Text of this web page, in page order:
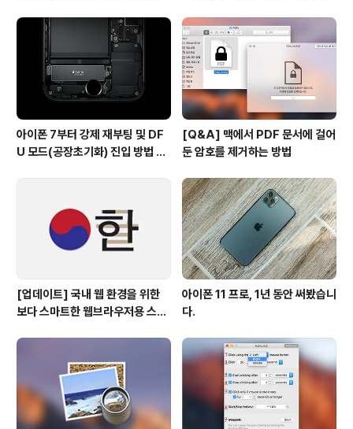
아이폰 7부터 강제 재부팅 및 DF
U 모드(공장초기화) 진입 방법 변
[Q&A] 맥에서 PDF 문서에 걸어
둔 암호를 제거하는 방법
[업데이트] 국내 웹 환경을 위한
보다 스마트한 웹브라우저용 스타
아이폰 11 프로, 1년 동안 써봤습니
다.